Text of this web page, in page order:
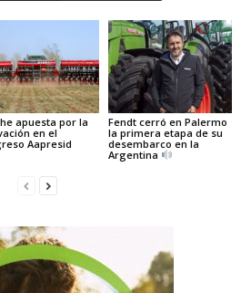
apuesta por la
en el
Aapresid
Fendt cerró en Palermo
la primera etapa de su
desembarco en la
Argentina